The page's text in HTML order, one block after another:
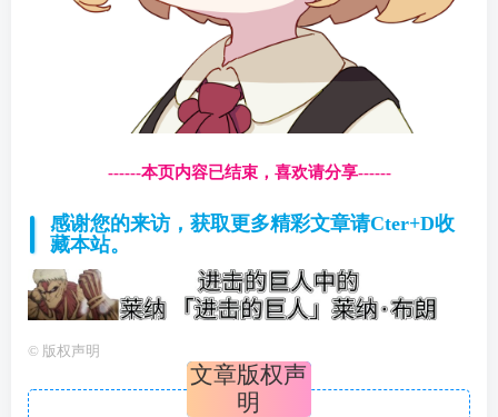
------本页内容已结束，喜欢请分享------
感谢您的来访，获取更多精彩文章请Cter+D收
藏本站。
© 版权声明
文章版权声
明